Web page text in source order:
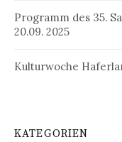
Programm des 35.
20.09. 2025
Kulturwoche
KATEGORIEN